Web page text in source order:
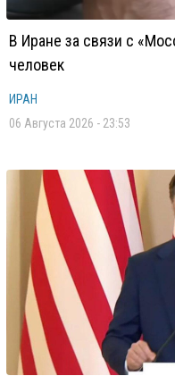
В Иране за связи с
человек
ИРАН
06 Августа 2026 - 23:53